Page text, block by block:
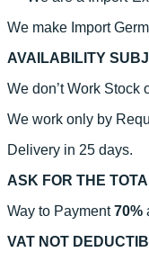
We make Import
AVAILABILITY
We don’t Work Stock
We work only by
Delivery in 25 days.
ASK FOR THE
Way to Payment70%
VAT NOT